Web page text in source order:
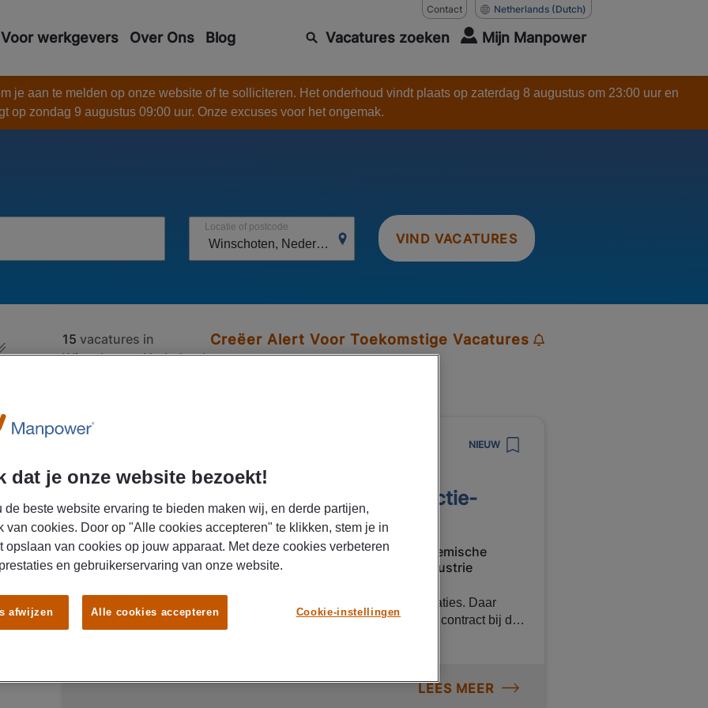
Contact Netherlands (Dutch)
Voor werkgevers Over Ons Blog Vacatures zoeken Mijn Manpower
je aan te melden op onze website of te solliciteren. Het onderhoud vindt plaats op zaterdag 8 augustus om 23:00 uur en
op zondag 9 augustus 09:00 uur. Onze excuses voor het ongemak.
Locatie of postcode
VIND VACATURES
15 vacatures in
Winschoten, Nederland
Creëer Alert Voor Toekomstige Vacatures
NIEUW
Manpower
Allround maintenance technician productie-
installaties Scheemda
Scheemda Fulltime
Chemische
industrie
In deze fulltime baan voer jij onderhoud uit aan productie-installaties. Daar
verdien je tot € 3.900 per maand mee. Bovendien ga jij direct op contract bij de
verantwoordelijk voor het uitvoeren van preventief en correctief onderhoud aan
LEES MEER
dat je onze website bezoekt!
de beste website ervaring te bieden maken wij, en derde partijen,
van cookies. Door op "Alle cookies accepteren" te klikken, stem je in
opslaan van cookies op jouw apparaat. Met deze cookies verbeteren
en gebruikerservaring van onze website.
Cookie-instellingen
afwijzen Alle cookies accepteren